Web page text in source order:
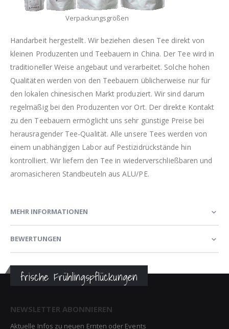
Verpackungsgrößen
Handarbeit hergestellt. Wir beziehen diesen Tee direkt von
kleinen Produzenten und Teebauern in China. Der Tee wird in
traditioneller Weise angebaut und verarbeitet. Solche hohen
Qualitäten werden von den Teebauern üblicherweise nur für
den lokalen chinesischen Markt produziert. Wir sind darum
regelmäßig bei den Produzenten vor Ort. Der direkte Kontakt
zu den Teebauern ermöglicht uns sehr günstige Preise bei
herausragender Tee-Qualität. Alle unsere Tees werden von
einem unabhängigen Labor auf Pestizidrückstände hin
kontrolliert. Wir liefern den Tee in wiederverschließbaren und
aromasicheren Standbeuteln aus ALU/PE.
MEHR INFORMATIONEN
BEWERTUNGEN
frische Frühlingspflückungen
NEWSLETTER ABONNIEREN
Aktuelle Infos zu neuen Ernten oder Events